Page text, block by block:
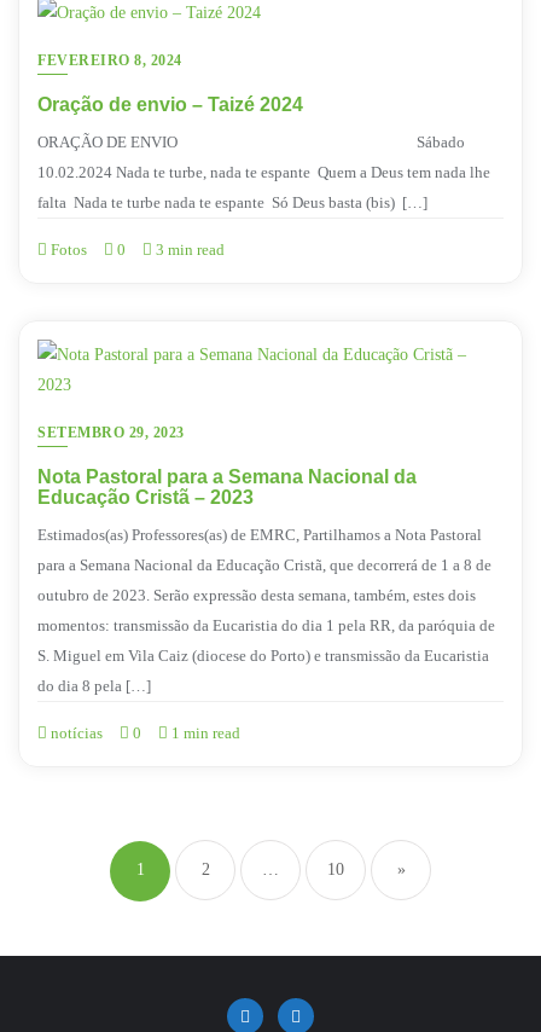
FEVEREIRO 8, 2024
Oração de envio – Taizé 2024
ORAÇÃO DE ENVIO Sábado
10.02.2024 Nada te turbe, nada te espante Quem a Deus tem nada lhe
falta Nada te turbe nada te espante Só Deus basta (bis) […]
Fotos 0 3 min read
SETEMBRO 29, 2023
Nota Pastoral para a Semana Nacional da
Educação Cristã – 2023
Estimados(as) Professores(as) de EMRC, Partilhamos a Nota Pastoral
para a Semana Nacional da Educação Cristã, que decorrerá de 1 a 8 de
outubro de 2023. Serão expressão desta semana, também, estes dois
momentos: transmissão da Eucaristia do dia 1 pela RR, da paróquia de
S. Miguel em Vila Caiz (diocese do Porto) e transmissão da Eucaristia
do dia 8 pela […]
notícias 0 1 min read
de
artigos
1 2 … 10 »